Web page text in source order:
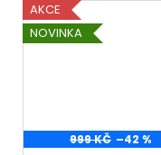
AKCE
NOVINKA
999 KČ –42 %